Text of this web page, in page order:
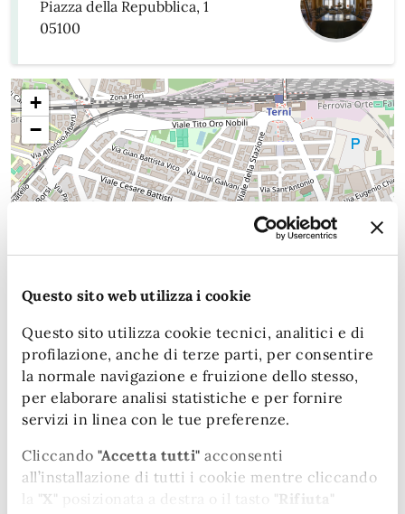
Questo sito web utilizza i cookie
Questo sito utilizza cookie tecnici, analitici e di
profilazione, anche di terze parti, per consentire
la normale navigazione e fruizione dello stesso,
per elaborare analisi statistiche e per fornire
servizi in linea con le tue preferenze.
Cliccando "Accetta tutti" acconsenti
all’installazione di tutti i cookie mentre cliccando
la "X" posizionata a destra o il tasto "Rifiuta"
Piazza della Repubblica, 1
05100
+
−